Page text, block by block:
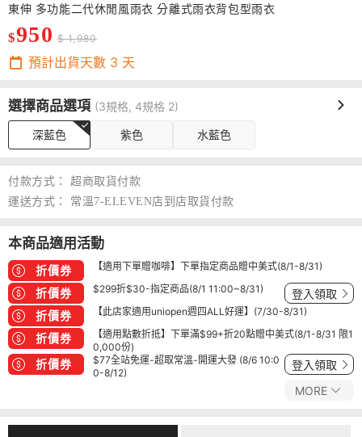
東伸 多功能二代休閒風雨衣 分離式雨衣背包型雨衣
$950 $ 1,980
預計出貨天數 3 天
選擇商品選項 (3規格, 4規格 2)
深藍色 紫色 水藍色
付款方式：
超商取貨付款
運送方式：
常溫7-ELEVEN店到店取貨付款
本商品適用活動
折價券 【適用下單贈咖啡】下單指定商品贈中美式(8/1-8/31)
折價券 $299折$30-指定商品(8/1 11:00~8/31) 登入領取
折價券 【此店家適用uniopen週四ALL好運】(7/30-8/31)
折價券
【適用點數折抵】下單滿$99+折20點贈中美式(8/1-8/31 限1
0,000份)
折價券
$77全站免運-超取常溫-開運大發 (8/6 10:0
0-8/12)
登入領取
MORE